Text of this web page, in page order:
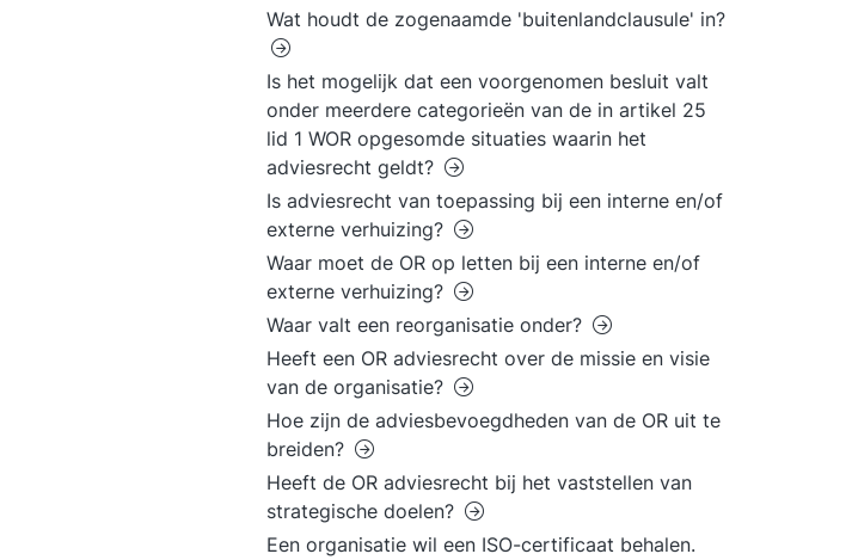
Wat houdt de zogenaamde 'buitenlandclausule' in?
Is het mogelijk dat een voorgenomen besluit valt
onder meerdere categorieën van de in artikel 25
lid 1 WOR opgesomde situaties waarin het
adviesrecht geldt?
Is adviesrecht van toepassing bij een interne en/of
externe verhuizing?
Waar moet de OR op letten bij een interne en/of
externe verhuizing?
Waar valt een reorganisatie onder?
Heeft een OR adviesrecht over de missie en visie
van de organisatie?
Hoe zijn de adviesbevoegdheden van de OR uit te
breiden?
Heeft de OR adviesrecht bij het vaststellen van
strategische doelen?
Een organisatie wil een ISO-certificaat behalen.